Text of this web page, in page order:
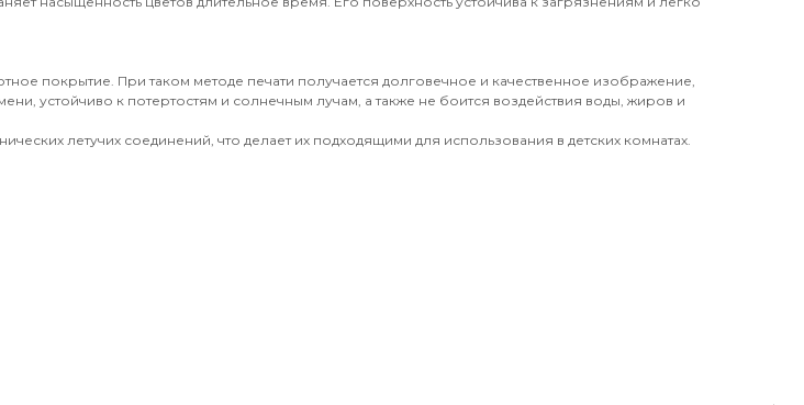
покрытие. При таком методе печати получается долговечное и качественное изображение,
устойчиво к потертостям и солнечным лучам, а также не боится воздействия воды, жиров и
летучих соединений, что делает их подходящими для использования в детских комнатах.